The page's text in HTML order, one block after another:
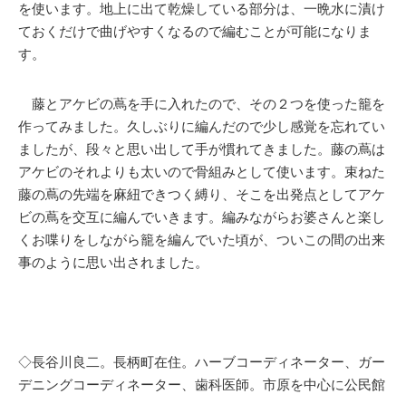
を使います。地上に出て乾燥している部分は、一晩水に漬け
ておくだけで曲げやすくなるので編むことが可能になりま
す。
藤とアケビの蔦を手に入れたので、その２つを使った籠を
作ってみました。久しぶりに編んだので少し感覚を忘れてい
ましたが、段々と思い出して手が慣れてきました。藤の蔦は
アケビのそれよりも太いので骨組みとして使います。束ねた
藤の蔦の先端を麻紐できつく縛り、そこを出発点としてアケ
ビの蔦を交互に編んでいきます。編みながらお婆さんと楽し
くお喋りをしながら籠を編んでいた頃が、ついこの間の出来
事のように思い出されました。
◇長谷川良二。長柄町在住。ハーブコーディネーター、ガー
デニングコーディネーター、歯科医師。市原を中心に公民館